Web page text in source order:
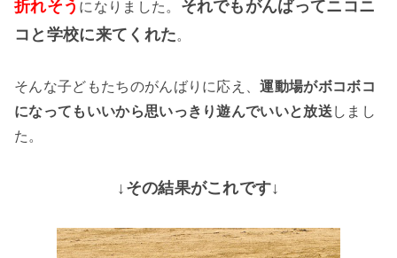
折れそう になりました。 それでもがんばってニコニ
コと学校に来てくれた。
そんな子どもたちのがんばりに応え、運動場がボコボコ
になってもいいから思いっきり遊んでいいと放送 しまし
た。
↓その結果がこれです↓